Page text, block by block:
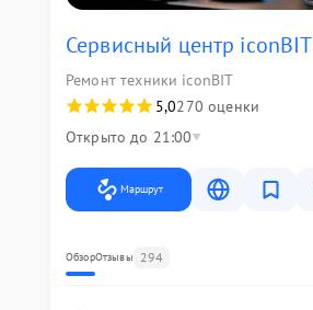
Сервисный центр iconBIT
Ремонт техники iconBIT
5,0270 оценки
Открыто до 21:00
Маршрут
ОбзорОтзывы 294